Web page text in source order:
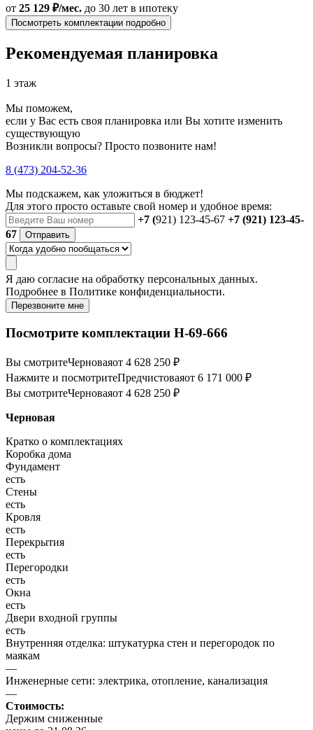
от 25 129 ₽/мес. до 30 лет в ипотеку
Посмотреть комплектации подробно
Рекомендуемая планировка
1 этаж
Мы поможем,
если у Вас есть своя планировка или Вы хотите изменить
существующую
Возникли вопросы? Просто позвоните нам!
8 (473) 204-52-36
Мы подскажем, как уложиться в бюджет!
Для этого просто оставьте свой номер и удобное время:
+7 (921) 123-45-67 +7 (921) 123-45-
67
Отправить
Я даю согласие на обработку персональных данных.
Подробнее в Политике конфиденциальности.
Перезвоните мне
Посмотрите комплектации Н-69-666
Вы смотритеЧерноваяот 4 628 250 ₽
Нажмите и посмотритеПредчистоваяот 6 171 000 ₽
Вы смотритеЧерноваяот 4 628 250 ₽
Черновая
Кратко о комплектациях
Коробка дома
Фундамент
есть
Стены
есть
Кровля
есть
Перекрытия
есть
Перегородки
есть
Окна
есть
Двери входной группы
есть
Внутренняя отделка: штукатурка стен и перегородок по
маякам
—
Инженерные сети: электрика, отопление, канализация
—
Стоимость:
Держим сниженные